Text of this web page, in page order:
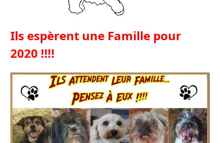
Ils espèrent une Famille pour
2020 !!!!